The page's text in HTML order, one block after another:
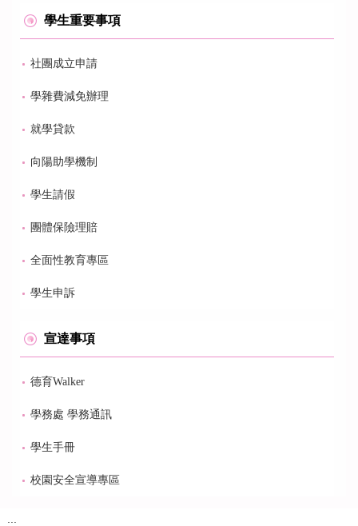
學生重要事項
社團成立申請
學雜費減免辦理
就學貸款
向陽助學機制
學生請假
團體保險理賠
全面性教育專區
學生申訴
宣達事項
德育Walker
學務處 學務通訊
學生手冊
校園安全宣導專區